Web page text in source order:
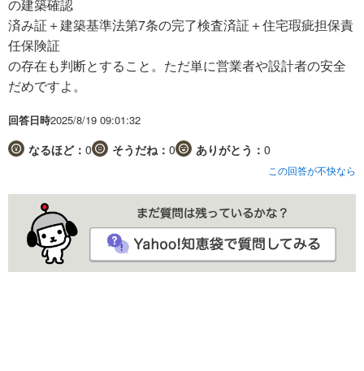
の建築確認
済み証＋建築基準法第7条の完了検査済証＋住宅瑕疵担保責
任保険証
の存在も判断とすること。ただ単に営業者や設計者の安全
だめですよ。
回答日時2025/8/19 09:01:32
なるほど： 0 そうだね： 0 ありがとう： 0
この回答が不快なら